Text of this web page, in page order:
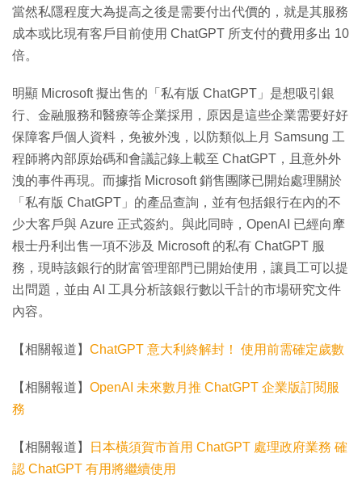
當然私隱程度大為提高之後是需要付出代價的，就是其服務
成本或比現有客戶目前使用 ChatGPT 所支付的費用多出 10
倍。
明顯 Microsoft 擬出售的「私有版 ChatGPT」是想吸引銀
行、金融服務和醫療等企業採用，原因是這些企業需要好好
保障客戶個人資料，免被外洩，以防類似上月 Samsung 工
程師將內部原始碼和會議記錄上載至 ChatGPT，且意外外
洩的事件再現。而據指 Microsoft 銷售團隊已開始處理關於
「私有版 ChatGPT」的產品查詢，並有包括銀行在內的不
少大客戶與 Azure 正式簽約。與此同時，OpenAI 已經向摩
根士丹利出售一項不涉及 Microsoft 的私有 ChatGPT 服
務，現時該銀行的財富管理部門已開始使用，讓員工可以提
出問題，並由 AI 工具分析該銀行數以千計的市場研究文件
內容。
【相關報道】 ChatGPT 意大利終解封！ 使用前需確定歲數
【相關報道】 OpenAI 未來數月推 ChatGPT 企業版訂閱服
務
【相關報道】
日本橫須賀市首用 ChatGPT 處理政府業務 確
認 ChatGPT 有用將繼續使用